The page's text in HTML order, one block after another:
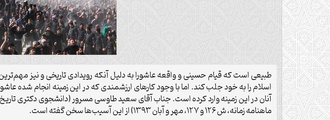
طبیعی است که قیام حسینی و واقعه عاشورا به دلیل آنکه رویدادی تاریخی و نیز
اسلام را به خود جلب کند. اما با وجود کارهای ارزشمندی که در این زمینه انجام
آنان در این زمینه وارد کرده است. جناب آقای سعید طاوسی مسرور (دانشجوی دکتری
ماهنامه زمانه، ش ۱۲۶ و ۱۲۷، مهر و آبان ۱۳۹۳) از این آسیب‌ها سخن گفته است.